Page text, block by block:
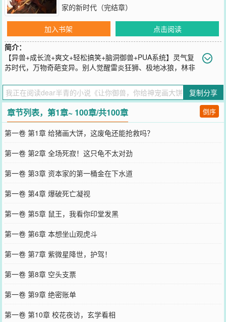
家的新时代（完结章）
加入书架
点击阅读
简介：
【异兽+成长流+爽文+轻松搞笑+脑洞御兽+PUA系统】灵气复
苏时代，万物奇葩变异。别人觉醒雷炎狂狮、极地冰狼，林非
“兽语话疗系统”激活！打不过？没关系！林非凡当场化身传销头子：
“小王八，看到那只三头地狱犬了吗？只要你敢咬，明天的王座就是你
的！听懂掌声！”隔天，校园御兽大赛上，绿毛龟一口咬碎了校花的三
阶狂化巨熊，全场死寂。紧接着，流浪的哈士奇被忽悠成了吞月天
狼，下水道的老鼠被PUA成了暗影刺客……眼看他的“奇葩打工兽”团
队越来越庞大，连隔壁禁区里的灭世级深渊骨龙都开始怀疑龙生……
林非凡叹了口气：下一个，该去忽悠哪个神明了呢？
您要是觉得《 让你御兽，你给神宠画大饼？
向您QQ群和微博微信里的朋友推荐哦！
复制分享
章节列表，第1章~ 100章/共100章 倒序
第一卷 第1章 给猪画大饼，这废龟还能抢救吗？
第一卷 第2章 全场死寂！这只龟不太对劲
第一卷 第3章 资本家的第一桶金在下水道
第一卷 第4章 爆破死亡凝视
第一卷 第5章 鼠王，我看你印堂发黑
第一卷 第6章 本想坐山观虎斗
第一卷 第7章 紫微星降世，护驾！
第一卷 第8章 空头支票
第一卷 第9章 绝密账单
第一卷 第10章 校花夜访，玄学看相